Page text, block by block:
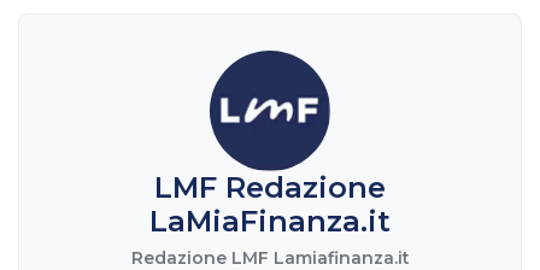
LMF Redazione
LaMiaFinanza.it
Redazione LMF Lamiafinanza.it